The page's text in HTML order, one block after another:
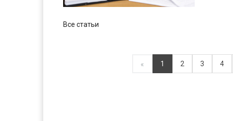
Все статьи
« 1 2 3 4